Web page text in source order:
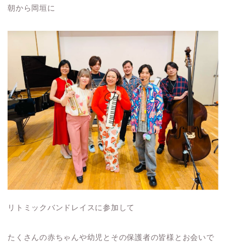
朝から岡垣に
リトミックバンドレイスに参加して
たくさんの赤ちゃんや幼児とその保護者の皆様とお会いで